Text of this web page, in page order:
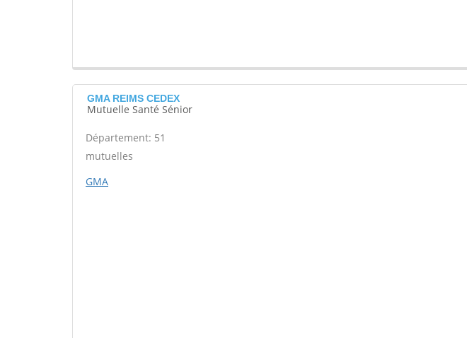
GMA REIMS CEDEX
Mutuelle Santé Sénior
Département: 51
mutuelles
GMA